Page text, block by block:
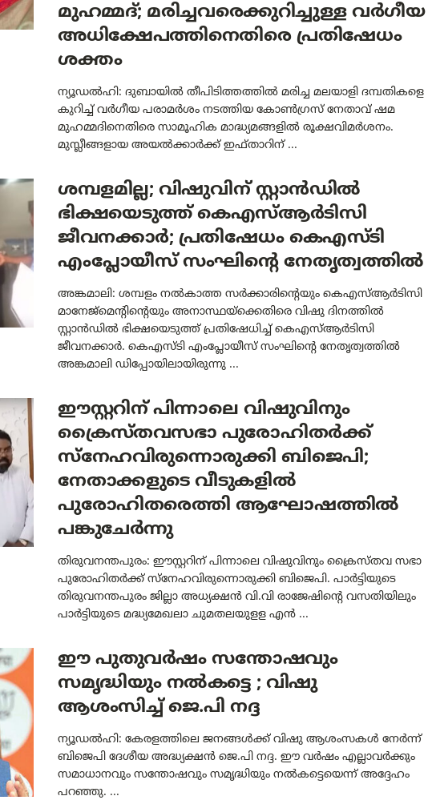
മുഹമ്മദ്; മരിച്ചവരെക്കുറിച്ചുള്ള വർഗീയ
അധിക്ഷേപത്തിനെതിരെ പ്രതിഷേധം
ശക്തം
ന്യൂഡൽഹി: ദുബായിൽ തീപിടിത്തത്തിൽ മരിച്ച മലയാളി ദമ്പതികളെ
കുറിച്ച് വർഗീയ പരാമർശം നടത്തിയ കോൺഗ്രസ് നേതാവ് ഷമ
മുഹമ്മദിനെതിരെ സാമൂഹിക മാദ്ധ്യമങ്ങളിൽ രൂക്ഷവിമർശനം.
മുസ്ലീങ്ങളായ അയൽക്കാർക്ക് ഇഫ്താറിന് ...
ശമ്പളമില്ല; വിഷുവിന് സ്റ്റാൻഡിൽ
ഭിക്ഷയെടുത്ത് കെഎസ്ആർടിസി
ജീവനക്കാർ; പ്രതിഷേധം കെഎസ്ടി
എംപ്ലോയീസ് സംഘിന്റെ നേതൃത്വത്തിൽ
അങ്കമാലി: ശമ്പളം നൽകാത്ത സർക്കാരിന്റെയും കെഎസ്ആർടിസി
മാനേജ്‌മെന്റിന്റെയും അനാസ്ഥയ്‌ക്കെതിരെ വിഷു ദിനത്തിൽ
സ്റ്റാൻഡിൽ ഭിക്ഷയെടുത്ത് പ്രതിഷേധിച്ച് കെഎസ്ആർടിസി
ജീവനക്കാർ. കെഎസ്ടി എംപ്ലോയീസ് സംഘിന്റെ നേതൃത്വത്തിൽ
അങ്കമാലി ഡിപ്പോയിലായിരുന്നു ...
ഈസ്റ്ററിന് പിന്നാലെ വിഷുവിനും
ക്രൈസ്തവസഭാ പുരോഹിതർക്ക്
സ്‌നേഹവിരുന്നൊരുക്കി ബിജെപി;
നേതാക്കളുടെ വീടുകളിൽ
പുരോഹിതരെത്തി ആഘോഷത്തിൽ
പങ്കുചേർന്നു
തിരുവനന്തപുരം: ഈസ്റ്ററിന് പിന്നാലെ വിഷുവിനും ക്രൈസ്തവ സഭാ
പുരോഹിതർക്ക് സ്‌നേഹവിരുന്നൊരുക്കി ബിജെപി. പാർട്ടിയുടെ
തിരുവനന്തപുരം ജില്ലാ അധ്യക്ഷൻ വി.വി രാജേഷിന്റെ വസതിയിലും
പാർട്ടിയുടെ മദ്ധ്യമേഖലാ ചുമതലയുളള എൻ ...
ഈ പുതുവർഷം സന്തോഷവും
സമൃദ്ധിയും നൽകട്ടെ ; വിഷു
ആശംസിച്ച് ജെ.പി നദ്ദ
ന്യൂഡൽഹി: കേരളത്തിലെ ജനങ്ങൾക്ക് വിഷു ആശംസകൾ നേർന്ന്
ബിജെപി ദേശീയ അദ്ധ്യക്ഷൻ ജെ.പി നദ്ദ. ഈ വർഷം എല്ലാവർക്കും
സമാധാനവും സന്തോഷവും സമൃദ്ധിയും നൽകട്ടെയെന്ന് അദ്ദേഹം
പറഞ്ഞു. ...